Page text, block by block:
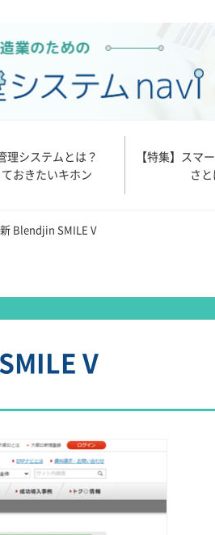
理システムとは？
おきたいキホン
【特集】スマ
さ
Blendjin SMILE V
V